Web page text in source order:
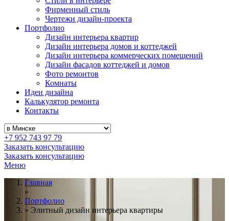
Фирменный стиль
Чертежи дизайн-проекта
Портфолио
Дизайн интерьера квартир
Дизайн интерьера домов и коттеджей
Дизайн интерьера коммерческих помещений
Дизайн фасадов коттеджей и домов
Фото ремонтов
Комнаты
Идеи дизайна
Калькулятор ремонта
Контакты
+7 952 743 97 79
Заказать консультацию
Заказать консультацию
Меню
Главная
»
Портфолио
» Элитный дизайн интерьера квартиры